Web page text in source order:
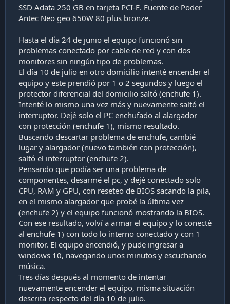
SSD Adata 250 GB en tarjeta PCI-E. Fuente de Poder
Antec Neo geo 650W 80 plus bronze.
Hasta el día 24 de junio el equipo funcionó sin
problemas conectado por cable de red y con dos
monitores sin ningún tipo de problemas.
El día 10 de julio en otro domicilio intenté encender el
equipo y este prendió por 1 o 2 segundos y luego el
protector diferencial del domicilio saltó (enchufe 1).
Intenté lo mismo una vez más y nuevamente saltó el
interruptor. Dejé solo el PC enchufado al alargador
con protección (enchufe 1), mismo resultado.
Buscando descartar problema de enchufe, cambié
lugar y alargador (nuevo también con protección),
saltó el interruptor (enchufe 2).
Pensando que podía ser una problema de
componentes, desarmé el pc, y dejé conectado solo
CPU, RAM y GPU, con reseteo de BIOS sacando la pila,
en el mismo alargador que probé la última vez
(enchufe 2) y el equipo funcionó mostrando la BIOS.
Con ese resultado, volví a armar el equipo y lo conecté
al enchufe 1) con todo lo interno conectado y con 1
monitor. El equipo encendió, y pude ingresar a
windows 10, navegando unos minutos y escuchando
música.
Tres días después al momento de intentar
nuevamente encender el equipo, misma situación
descrita respecto del día 10 de julio.